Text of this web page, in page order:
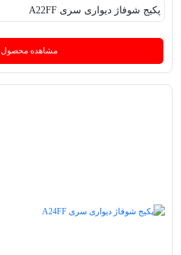
پکیج‌ شوفاژ دیواری سری A22FF
مشاهده محصول